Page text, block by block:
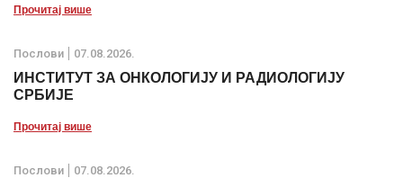
Прочитај више
Послови 07.08.2026.
ИНСТИТУТ ЗА ОНКОЛОГИЈУ И РАДИОЛОГИЈУ
СРБИЈЕ
Прочитај више
Послови 07.08.2026.